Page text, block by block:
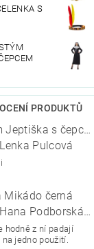
S
PRODUKTŮ
Dámský kostým Jeptiška s čepcem
Lenka Pulcová
Mikádo černá
Hana Podborská TRIXIE
hodně z ní padají
jedno použití.